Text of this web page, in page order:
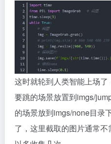
这时就轮到人类智能上场
要跳的场景放置到imgs/
的场景放到imgs/none目录
了，这里截取的图片通常